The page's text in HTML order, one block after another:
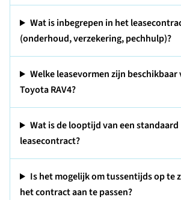
Wat is inbegrepen in het
(onderhoud, verzekering, pechhulp)?
Welke leasevormen zijn beschikbaar
Toyota RAV4?
Wat is de looptijd van een standaard
leasecontract?
Is het mogelijk om tussentijds op te
het contract aan te passen?